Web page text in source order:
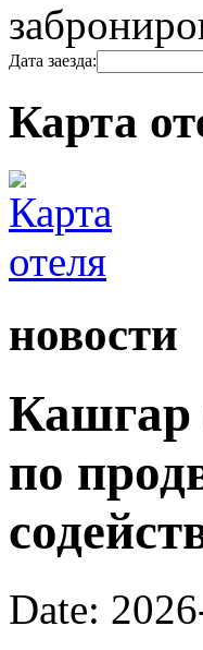
Дата заезда:
Карта
новости
Кашгар
по
Date: